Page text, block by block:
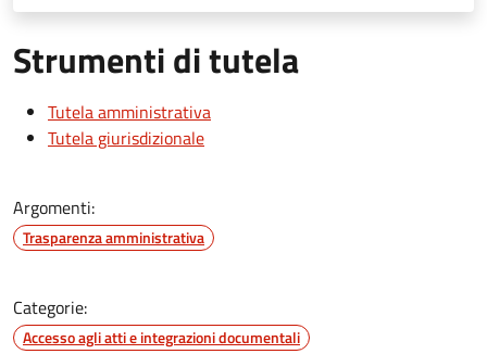
Strumenti di tutela
Tutela amministrativa
Tutela giurisdizionale
Argomenti:
Trasparenza amministrativa
Categorie:
Accesso agli atti e integrazioni documentali